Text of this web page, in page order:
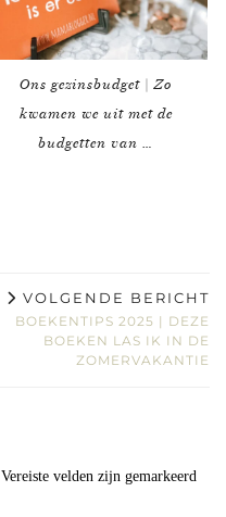
Ons gezinsbudget | Zo
kwamen we uit met de
budgetten van …
VOLGENDE BERICHT
BOEKENTIPS 2025 | DEZE
BOEKEN LAS IK IN DE
ZOMERVAKANTIE
Vereiste velden zijn gemarkeerd